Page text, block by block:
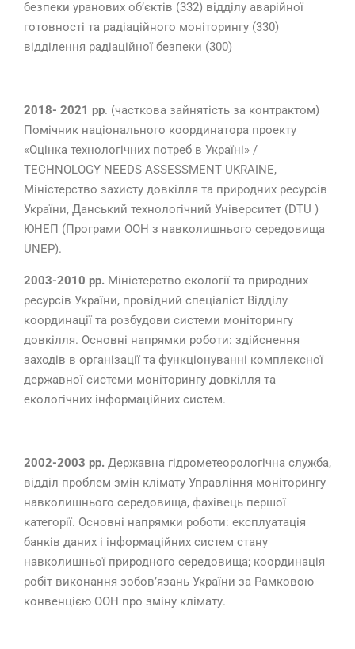
безпеки уранових об’єктів (332) відділу аварійної
готовності та радіаційного моніторингу (330)
відділення радіаційної безпеки (300)
2018- 2021 рр. (часткова зайнятість за контрактом)
Помічник національного координатора проекту
«Оцінка технологічних потреб в Україні» /
TECHNOLOGY NEEDS ASSESSMENT UKRAINE,
Міністерство захисту довкілля та природних ресурсів
України, Данський технологічний Університет (DTU )
ЮНЕП (Програми ООН з навколишнього середовища
UNEP).
2003-2010 рр. Міністерство екології та природних
ресурсів України, провідний спеціаліст Відділу
координації та розбудови системи моніторингу
довкілля. Основні напрямки роботи: здійснення
заходів в організації та функціонуванні комплексної
державної системи моніторингу довкілля та
екологічних інформаційних систем.
2002-2003 рр. Державна гідрометеорологічна служба,
відділ проблем змін клімату Управління моніторингу
навколишнього середовища, фахівець першої
категорії. Основні напрямки роботи: експлуатація
банків даних і інформаційних систем стану
навколишньої природного середовища; координація
робіт виконання зобов’язань України за Рамковою
конвенцією ООН про зміну клімату.